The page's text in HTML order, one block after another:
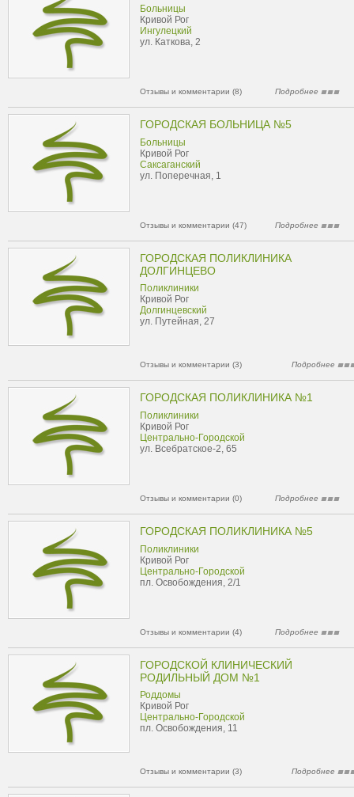
Больницы
Кривой Рог
Ингулецкий
ул. Каткова, 2
Отзывы и комментарии (8) Подробнее
ГОРОДСКАЯ БОЛЬНИЦА №5
Больницы
Кривой Рог
Саксаганский
ул. Поперечная, 1
Отзывы и комментарии (47) Подробнее
ГОРОДСКАЯ ПОЛИКЛИНИКА
ДОЛГИНЦЕВО
Поликлиники
Кривой Рог
Долгинцевский
ул. Путейная, 27
Отзывы и комментарии (3) Подробнее
ГОРОДСКАЯ ПОЛИКЛИНИКА №1
Поликлиники
Кривой Рог
Центрально-Городской
ул. Всебратское-2, 65
Отзывы и комментарии (0) Подробнее
ГОРОДСКАЯ ПОЛИКЛИНИКА №5
Поликлиники
Кривой Рог
Центрально-Городской
пл. Освобождения, 2/1
Отзывы и комментарии (4) Подробнее
ГОРОДСКОЙ КЛИНИЧЕСКИЙ
РОДИЛЬНЫЙ ДОМ №1
Роддомы
Кривой Рог
Центрально-Городской
пл. Освобождения, 11
Отзывы и комментарии (3) Подробнее